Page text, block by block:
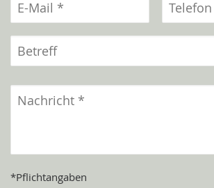
*Pflichtangaben